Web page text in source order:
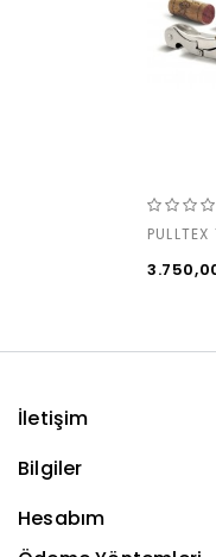
İletişim
Bilgiler
Hesabım